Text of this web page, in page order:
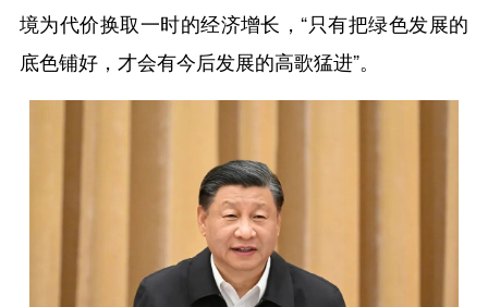
境为代价换取一时的经济增长，“只有把绿色发展的
底色铺好，才会有今后发展的高歌猛进”。